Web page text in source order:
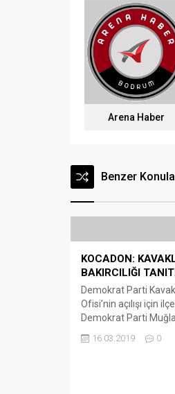
Arena Haber
Benzer
KOCADON:
BAKIRCILIĞI
Demokrat Parti
Ofisi’nin açılışı için
Demokrat Parti
Kocadon, Kavaklıdere
16.03.2019 0